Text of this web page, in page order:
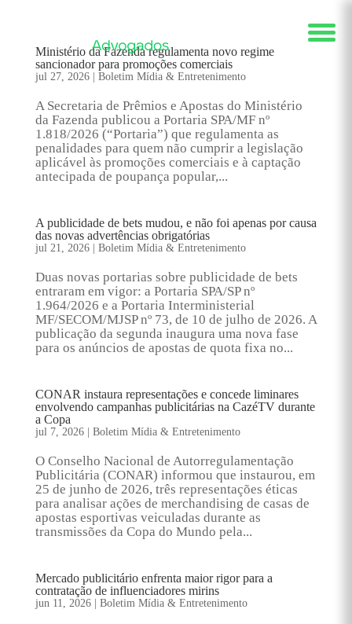
Ministério da Fazenda regulamenta novo regime
sancionador para promoções comerciais
jul 27, 2026| Boletim Mídia & Entretenimento
A Secretaria de Prêmios e Apostas do Ministério
da Fazenda publicou a Portaria SPA/MF nº
1.818/2026 (“Portaria”) que regulamenta as
penalidades para quem não cumprir a legislação
aplicável às promoções comerciais e à captação
antecipada de poupança popular,...
A publicidade de bets mudou, e não foi apenas por causa
das novas advertências obrigatórias
jul 21, 2026| Boletim Mídia & Entretenimento
Duas novas portarias sobre publicidade de bets
entraram em vigor: a Portaria SPA/SP nº
1.964/2026 e a Portaria Interministerial
MF/SECOM/MJSP nº 73, de 10 de julho de 2026. A
publicação da segunda inaugura uma nova fase
para os anúncios de apostas de quota fixa no...
CONAR instaura representações e concede liminares
envolvendo campanhas publicitárias na CazéTV durante
a Copa
jul 7, 2026| Boletim Mídia & Entretenimento
O Conselho Nacional de Autorregulamentação
Publicitária (CONAR) informou que instaurou, em
25 de junho de 2026, três representações éticas
para analisar ações de merchandising de casas de
apostas esportivas veiculadas durante as
transmissões da Copa do Mundo pela...
Mercado publicitário enfrenta maior rigor para a
contratação de influenciadores mirins
jun 11, 2026| Boletim Mídia & Entretenimento